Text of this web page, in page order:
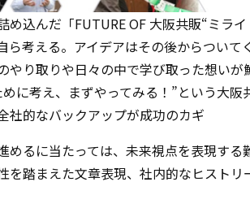
め込んだ「FUTURE OF 大阪共販“ミラ
ら考える。アイデアはその後からついて
やり取りや日々の中で学び取った想いが
に考え、まずやってみる！”という大阪
社的なバックアップが成功のカギ
めるに当たっては、未来視点を表現す
を踏まえた文章表現、社内的なヒストリ